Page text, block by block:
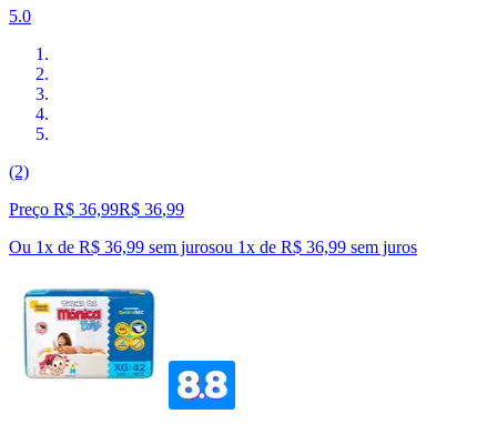
5.0
(2)
Preço R$ 36,99R$ 36,99
Ou 1x de R$ 36,99 sem jurosou 1x de R$ 36,99 sem juros